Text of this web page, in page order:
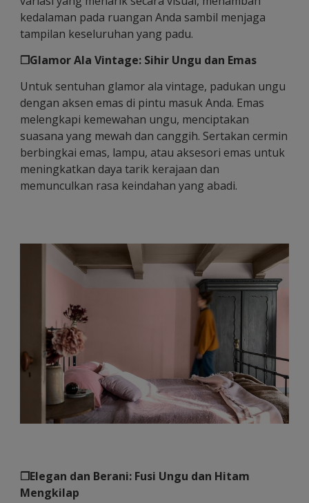
kedalaman pada ruangan Anda sambil menjaga
tampilan keseluruhan yang padu.
❐Glamor Ala Vintage: Sihir Ungu dan Emas
Untuk sentuhan glamor ala vintage, padukan ungu
dengan aksen emas di pintu masuk Anda. Emas
melengkapi kemewahan ungu, menciptakan
suasana yang mewah dan canggih. Sertakan cermin
berbingkai emas, lampu, atau aksesori emas untuk
meningkatkan daya tarik kerajaan dan
memunculkan rasa keindahan yang abadi.
❐Elegan dan Berani: Fusi Ungu dan Hitam
Mengkilap